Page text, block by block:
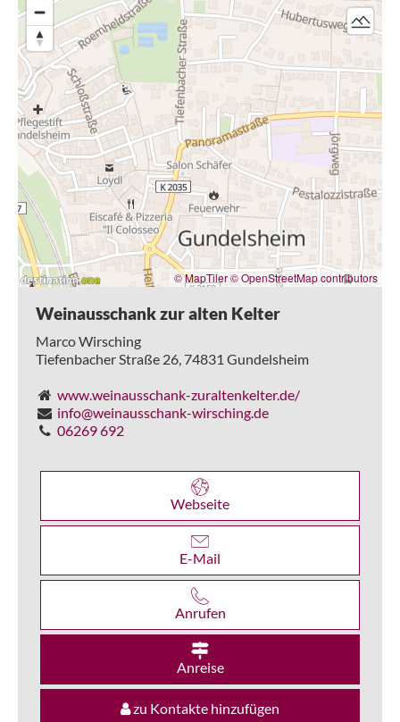
© MapTiler© OpenStreetMap contributors
Weinausschank zur alten Kelter
Marco Wirsching
Tiefenbacher Straße 26, 74831 Gundelsheim
www.weinausschank-zuraltenkelter.de/
info@weinausschank-wirsching.de
06269 692
Webseite
E-Mail
Anrufen
Anreise
zu Kontakte hinzufügen